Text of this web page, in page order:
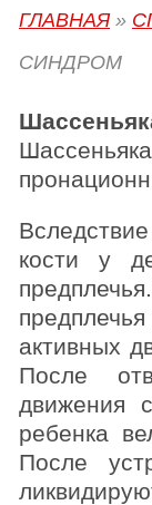
ГЛАВНАЯ»
СИНДРОМ
кости у
активных
После
движения
ребенка
После